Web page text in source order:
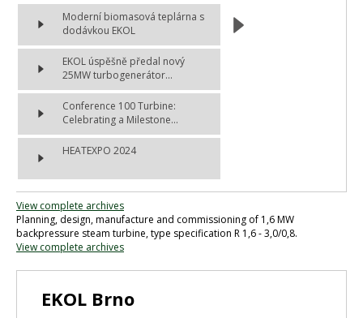
Moderní biomasová teplárna s
dodávkou EKOL
EKOL úspěšně předal nový
25MW turbogenerátor...
Conference 100 Turbine:
Celebrating a Milestone...
HEATEXPO 2024
View complete archives
Planning, design, manufacture and commissioning of 1,6 MW
backpressure steam turbine, type specification R 1,6 - 3,0/0,8.
View complete archives
EKOL Brno